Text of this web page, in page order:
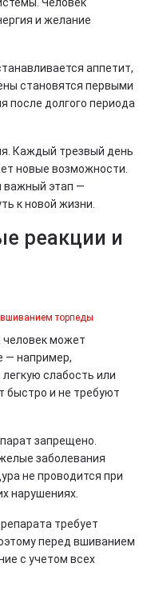
Человек
и желание
аппетит,
становятся первыми
после долгого периода
Каждый трезвый день
новые возможности.
важный этап —
к новой жизни.
реакции и
человек может
— например,
слабость или
быстро и не требуют
запрещено.
заболевания
не проводится при
нарушениях.
требует
перед вшиванием
с учетом всех